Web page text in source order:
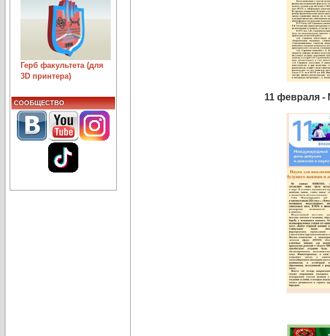
Герб факультета (для
3D принтера)
СООБЩЕСТВО
11 февраля -